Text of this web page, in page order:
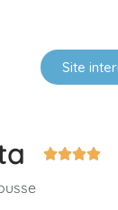
Site
